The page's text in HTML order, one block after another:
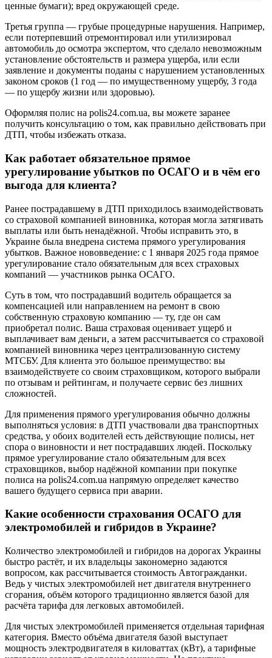
ценные бумаги); вред окружающей среде.
Третья группа — грубые процедурные нарушения. Например,
если потерпевший отремонтировал или утилизировал
автомобиль до осмотра экспертом, что сделало невозможным
установление обстоятельств и размера ущерба, или если
заявление и документы поданы с нарушением установленных
законом сроков (1 год — по имущественному ущербу, 3 года
— по ущербу жизни или здоровью).
Оформляя полис на polis24.com.ua, вы можете заранее
получить консультацию о том, как правильно действовать при
ДТП, чтобы избежать отказа.
Как работает обязательное прямое
урегулирование убытков по ОСАГО и в чём его
выгода для клиента?
Ранее пострадавшему в ДТП приходилось взаимодействовать
со страховой компанией виновника, которая могла затягивать
выплаты или быть ненадёжной. Чтобы исправить это, в
Украине была внедрена система прямого урегулирования
убытков. Важное нововведение: с 1 января 2025 года прямое
урегулирование стало обязательным для всех страховых
компаний — участников рынка ОСАГО.
Суть в том, что пострадавший водитель обращается за
компенсацией или направлением на ремонт в свою
собственную страховую компанию — ту, где он сам
приобретал полис. Ваша страховая оценивает ущерб и
выплачивает вам деньги, а затем рассчитывается со страховой
компанией виновника через централизованную систему
МТСБУ. Для клиента это большое преимущество: вы
взаимодействуете со своим страховщиком, которого выбрали
по отзывам и рейтингам, и получаете сервис без лишних
сложностей.
Для применения прямого урегулирования обычно должны
выполняться условия: в ДТП участвовали два транспортных
средства, у обоих водителей есть действующие полисы, нет
спора о виновности и нет пострадавших людей. Поскольку
прямое урегулирование стало обязательным для всех
страховщиков, выбор надёжной компании при покупке
полиса на polis24.com.ua напрямую определяет качество
вашего будущего сервиса при аварии.
Какие особенности страхования ОСАГО для
электромобилей и гибридов в Украине?
Количество электромобилей и гибридов на дорогах Украины
быстро растёт, и их владельцы закономерно задаются
вопросом, как рассчитывается стоимость Автогражданки.
Ведь у чистых электромобилей нет двигателя внутреннего
сгорания, объём которого традиционно является базой для
расчёта тарифа для легковых автомобилей.
Для чистых электромобилей применяется отдельная тарифная
категория. Вместо объёма двигателя базой выступает
мощность электродвигателя в киловаттах (кВт), а тарифные